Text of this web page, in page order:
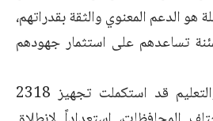
هو الدعم المعنوي والثقة بقدراتهم،
تساعدهم على استثمار جهودهم
وكانت وزارة التربية والتعليم قد استكملت تجهيز 2318